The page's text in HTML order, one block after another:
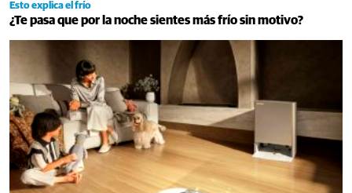
Esto explica el frío
¿Te pasa que por la noche sientes más frío sin motivo?